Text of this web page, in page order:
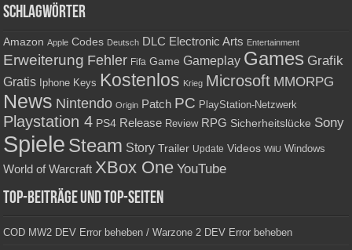
Schlagwörter
Amazon Apple Codes Deutsch DLC Electronic Arts Entertainment
Erweiterung Fehler Fifa Game Gameplay Games Grafik
Gratis Iphone Keys Kostenlos Krieg Microsoft MMORPG
News Nintendo Origin Patch PC PlayStation-Netzwerk
Playstation 4 PS4 Release Review RPG Sicherheitslücke Sony
Spiele Steam Story Trailer Update Videos WiiU Windows
World of Warcraft XBox One YouTube
Top-Beiträge und Top-Seiten
COD MW2 DEV Error beheben / Warzone 2 DEV Error beheben